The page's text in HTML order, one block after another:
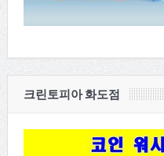
크린토피아 화도점